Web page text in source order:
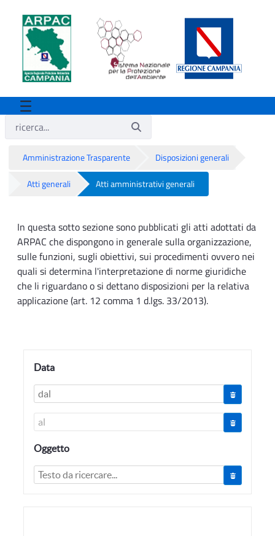
Amministrazione Trasparente Disposizioni generali
Atti generali Atti amministrativi generali
Atti amministrativi generali
In questa sotto sezione sono pubblicati gli atti adottati da
ARPAC che dispongono in generale sulla organizzazione,
sulle funzioni, sugli obiettivi, sui procedimenti ovvero nei
quali si determina l'interpretazione di norme giuridiche
che li riguardano o si dettano disposizioni per la relativa
applicazione (art. 12 comma 1 d.lgs. 33/2013).
Data
Oggetto